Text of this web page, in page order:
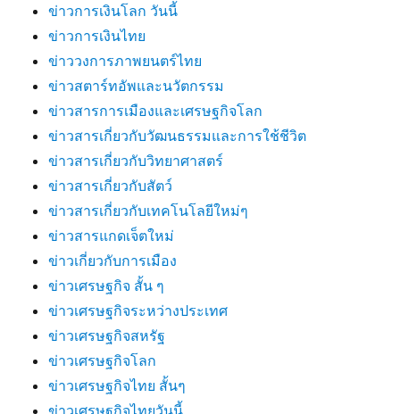
ข่าวการเงินโลก วันนี้
ข่าวการเงินไทย
ข่าววงการภาพยนตร์ไทย
ข่าวสตาร์ทอัพและนวัตกรรม
ข่าวสารการเมืองและเศรษฐกิจโลก
ข่าวสารเกี่ยวกับวัฒนธรรมและการใช้ชีวิต
ข่าวสารเกี่ยวกับวิทยาศาสตร์
ข่าวสารเกี่ยวกับสัตว์
ข่าวสารเกี่ยวกับเทคโนโลยีใหม่ๆ
ข่าวสารแกดเจ็ตใหม่
ข่าวเกี่ยวกับการเมือง
ข่าวเศรษฐกิจ สั้น ๆ
ข่าวเศรษฐกิจระหว่างประเทศ
ข่าวเศรษฐกิจสหรัฐ
ข่าวเศรษฐกิจโลก
ข่าวเศรษฐกิจไทย สั้นๆ
ข่าวเศรษฐกิจไทยวันนี้